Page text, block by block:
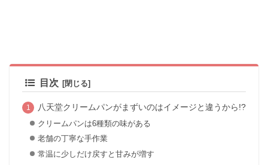
目次
八天堂クリームパンがまずいのはイメージと違うから!?
クリームパンは6種類の味がある
老舗の丁寧な手作業
常温に少しだけ戻すと甘みが増す